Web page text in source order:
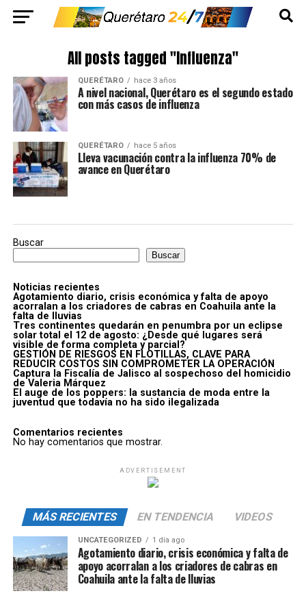
All posts tagged "Influenza"
QUERÉTARO hace 3 años
A nivel nacional, Querétaro es el segundo estado
con más casos de influenza
QUERÉTARO hace 5 años
Lleva vacunación contra la influenza 70% de
avance en Querétaro
Buscar
Buscar
Noticias recientes
Agotamiento diario, crisis económica y falta de apoyo
acorralan a los criadores de cabras en Coahuila ante la
falta de lluvias
Tres continentes quedarán en penumbra por un eclipse
solar total el 12 de agosto: ¿Desde qué lugares será
visible de forma completa y parcial?
GESTIÓN DE RIESGOS EN FLOTILLAS, CLAVE PARA
REDUCIR COSTOS SIN COMPROMETER LA OPERACIÓN
Captura la Fiscalía de Jalisco al sospechoso del homicidio
de Valeria Márquez
El auge de los poppers: la sustancia de moda entre la
juventud que todavía no ha sido ilegalizada
Comentarios recientes
No hay comentarios que mostrar.
ADVERTISEMENT
MÁS RECIENTES EN TENDENCIA VIDEOS
UNCATEGORIZED 1 día ago
Agotamiento diario, crisis económica y falta de
apoyo acorralan a los criadores de cabras en
Coahuila ante la falta de lluvias